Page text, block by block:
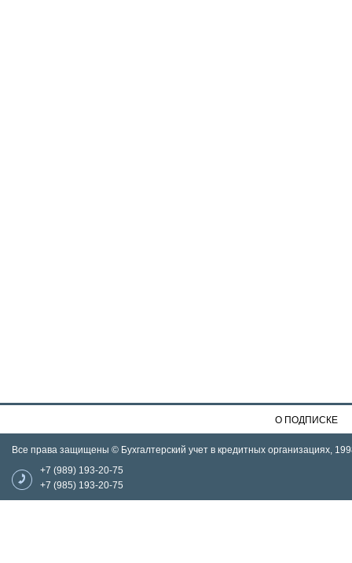
О ПОДПИСКЕ
Все права защищены © Бухгалтерский учет в кредитных организациях,
+7 (989) 193-20-75
+7 (985) 193-20-75